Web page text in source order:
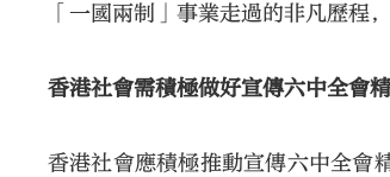
「一國兩制」事業走過的非凡歷程
香港社會需積極做好宣傳六中全會
香港社會應積極推動宣傳六中全會